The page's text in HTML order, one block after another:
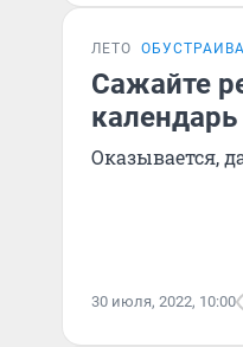
ЛЕТО
Сажайте
календарь
Оказывается,
30 июля, 2022, 10:00